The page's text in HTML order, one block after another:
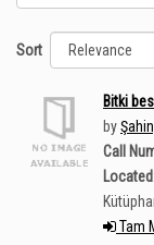
Sort
Bitki
by
Call
Tam